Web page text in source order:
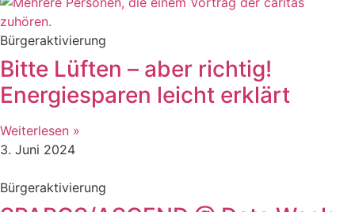
Bürgeraktivierung
Bitte Lüften – aber richtig!
Energiesparen leicht erklärt
Weiterlesen »
3. Juni 2024
Bürgeraktivierung